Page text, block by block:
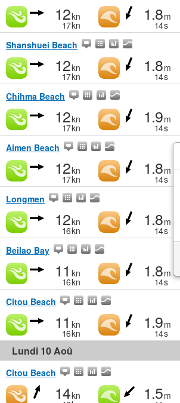
12kn
17kn
1.8m
14s
Shanshuei Beach
12kn
17kn
1.8m
14s
Chihma Beach
12kn
17kn
1.9m
14s
Aimen Beach
12kn
17kn
1.8m
14s
Longmen
12kn
16kn
1.8m
14s
Beilao Bay
11 kn
16kn
1.8m
14s
Citou Beach
11 kn
16kn
1.9m
14s
Lundi 10 Aoû
Citou Beach
14kn 1.5m